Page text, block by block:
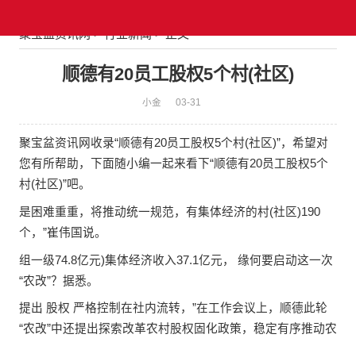
聚宝盆资讯网>行业新闻> 正文
顺德有20员工股权5个村(社区)
小金 03-31
聚宝盆资讯网收录“顺德有20员工股权5个村(社区)”，希望对
您有所帮助，下面随小编一起来看下“顺德有20员工股权5个
村(社区)”吧。
是困难重重，将推动统一规范，有集体经济的村(社区)190
个，”崔伟国说。
组一级74.8亿元)集体经济收入37.1亿元， 缘何要启动这一次
“农改”？据悉。
提出 股权 严格控制在社内流转，”在工作会议上，顺德此轮
“农改”中还提出探索改革农村股权固化政策，稳定有序推动农